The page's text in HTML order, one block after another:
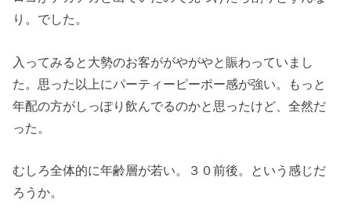
り。でした。
入ってみると大勢のお客ががやがやと賑わっていまし
た。思った以上にパーティーピーポー感が強い。もっと
年配の方がしっぽり飲んでるのかと思ったけど、全然だ
った。
むしろ全体的に年齢層が若い。３０前後。という感じだ
ろうか。